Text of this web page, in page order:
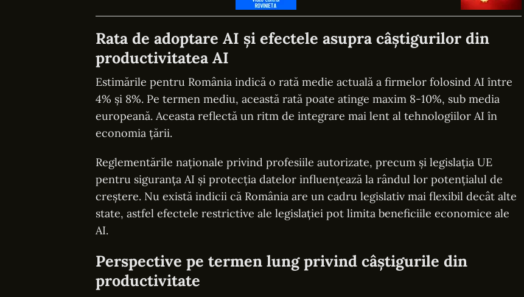
Rata de adoptare AI și efectele asupra câștigurilor din
productivitatea AI
Estimările pentru România indică o rată medie actuală a firmelor folosind AI între
4% și 8%. Pe termen mediu, această rată poate atinge maxim 8-10%, sub media
europeană. Aceasta reflectă un ritm de integrare mai lent al tehnologiilor AI în
economia țării.
Reglementările naționale privind profesiile autorizate, precum și legislația UE
pentru siguranța AI și protecția datelor influențează la rândul lor potențialul de
creștere. Nu există indicii că România are un cadru legislativ mai flexibil decât alte
state, astfel efectele restrictive ale legislației pot limita beneficiile economice ale
AI.
Perspective pe termen lung privind câștigurile din
productivitate